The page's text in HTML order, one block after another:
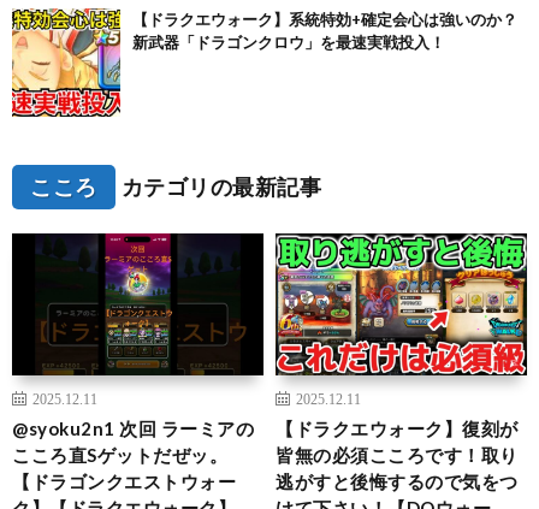
【ドラクエウォーク】系統特効+確定会心は強いのか？
新武器「ドラゴンクロウ」を最速実戦投入！
こころ カテゴリの最新記事
2025.12.11
@syoku2n1 次回 ラーミアの
こころ直Sゲットだぜッ。
【ドラゴンクエストウォー
2025.12.11
【ドラクエウォーク】復刻が
皆無の必須こころです！取り
逃がすと後悔するので気をつ